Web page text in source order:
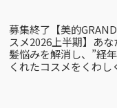
募集終了【美的
スメ2026上半期】あな
髪悩みを解消し、”経
くれたコスメをくわし